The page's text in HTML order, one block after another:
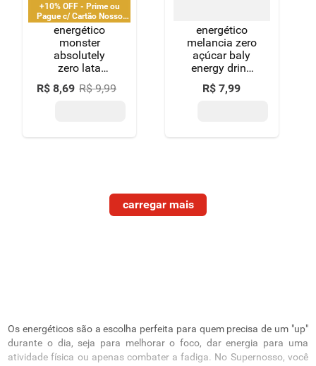
+10% OFF - Prime ou
Pague c/ Cartão Nosso
Pay
energético
monster
absolutely
zero lata
473ml
R$ 8,69 R$ 9,99
energético
melancia zero
açúcar baly
energy drink
lata 473ml
R$ 7,99
Os energéticos são a escolha perfeita para quem precisa de um "up"
durante o dia, seja para melhorar o foco, dar energia para uma
atividade física ou apenas combater a fadiga. No Supernosso, você